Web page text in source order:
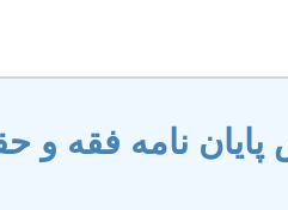
نامه فقه و